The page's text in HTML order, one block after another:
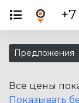
Предложения
Все цены
Показывать